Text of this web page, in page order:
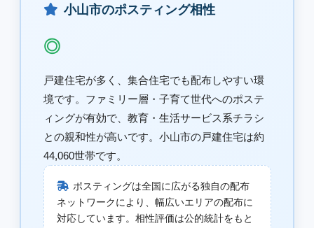
小山市のポスティング相性
◎
戸建住宅が多く、集合住宅でも配布しやすい環
境です。ファミリー層・子育て世代へのポステ
ィングが有効で、教育・生活サービス系チラシ
との親和性が高いです。小山市の戸建住宅は約
44,060世帯です。
ポスティングは全国に広がる独自の配布
ネットワークにより、幅広いエリアの配布に
対応しています。相性評価は公的統計をもと